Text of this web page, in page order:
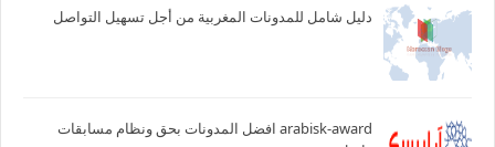
دليل شامل للمدونات المغربية من أجل تسهيل التواصل
arabisk-award افضل المدونات بحق ونظام مسابقات